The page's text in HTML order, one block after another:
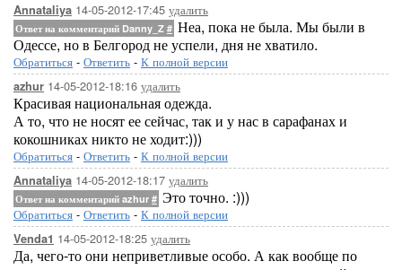
Annataliya 14-05-2012-17:45 удалить
Ответ на комментарий Danny_Z # Неа, пока не была. Мы были в
Одессе, но в Белгород не успели, дня не хватило.
Обратиться - Ответить - К полной версии
azhur 14-05-2012-18:16 удалить
Красивая национальная одежда.
А то, что не носят ее сейчас, так и у нас в сарафанах и
кокошниках никто не ходит:)))
Обратиться - Ответить - К полной версии
Annataliya 14-05-2012-18:17 удалить
Ответ на комментарий azhur # Это точно. :)))
Обратиться - Ответить - К полной версии
Venda1 14-05-2012-18:25 удалить
Да, чего-то они неприветливые особо. А как вообще по